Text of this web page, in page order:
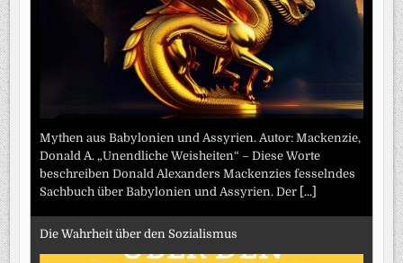
Mythen aus Babylonien und Assyrien. Autor: Mackenzie,
Donald A. „Unendliche Weisheiten“ – Diese Worte
beschreiben Donald Alexanders Mackenzies fesselndes
Sachbuch über Babylonien und Assyrien. Der [...]
Die Wahrheit über den Sozialismus